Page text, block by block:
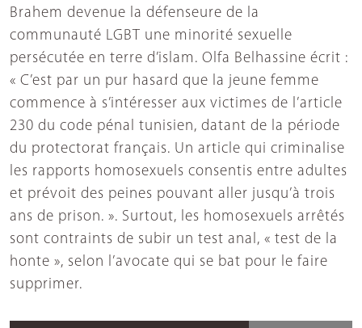
Brahem devenue la défenseure de la
communauté LGBT une minorité sexuelle
persécutée en terre d’islam. Olfa Belhassine écrit :
« C’est par un pur hasard que la jeune femme
commence à s’intéresser aux victimes de l’article
230 du code pénal tunisien, datant de la période
du protectorat français. Un article qui criminalise
les rapports homosexuels consentis entre adultes
et prévoit des peines pouvant aller jusqu’à trois
ans de prison. ». Surtout, les homosexuels arrêtés
sont contraints de subir un test anal, « test de la
honte », selon l’avocate qui se bat pour le faire
supprimer.